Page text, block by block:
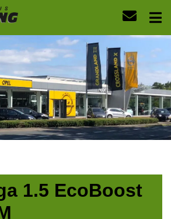
1.5 EcoBoost